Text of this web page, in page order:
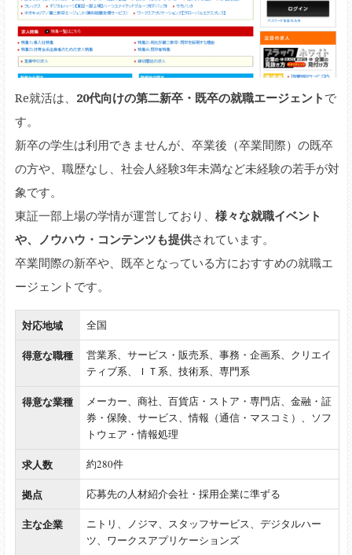
Re就活は、 20代向けの第二新卒・既卒の就職エージェント で
す。
新卒の学生は利用できませんが、卒業後（卒業間際）の既卒
の方や、職歴なし、社会人経験3年未満など未経験の若手が対
象です。
東証一部上場の学情が運営しており、 様々な就職イベント
や、ノウハウ・コンテンツも提供されています。
卒業間際の新卒や、既卒となっている方におすすめの就職エ
ージェントです。
対応地域 全国
得意な職種
営業系、サービス・販売系、事務・企画系、クリエイ
ティブ系、ＩＴ系、技術系、専門系
得意な業種
メーカー、商社、百貨店・ストア・専門店、金融・証
券・保険、サービス、情報（通信・マスコミ）、ソフ
トウェア・情報処理
求人数 約280件
拠点 応募先の人材紹介会社・採用企業に準ずる
主な企業
ニトリ、ノジマ、スタッフサービス、デジタルハー
ツ、ワークスアプリケーションズ